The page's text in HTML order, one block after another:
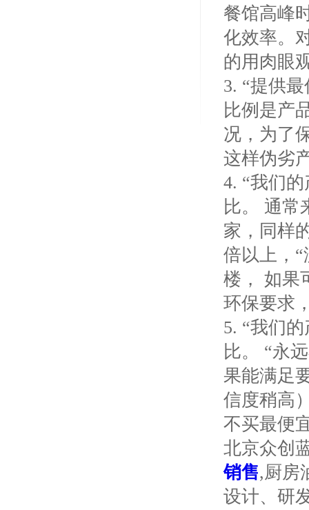
餐馆高峰
化效率。
的用肉眼
3. “提供
比例是产
况，为了
这样伪劣
4. “我们
比。 通常
家，同样
倍以上，
楼， 如果
环保要求
5. “我们
比。 “永
果能满足
信度稍高
不买最便
北京众创
销售,厨房
设计、研